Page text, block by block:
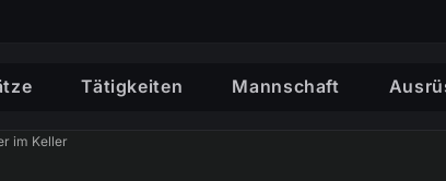
Tätigkeiten Mannschaft
im Keller